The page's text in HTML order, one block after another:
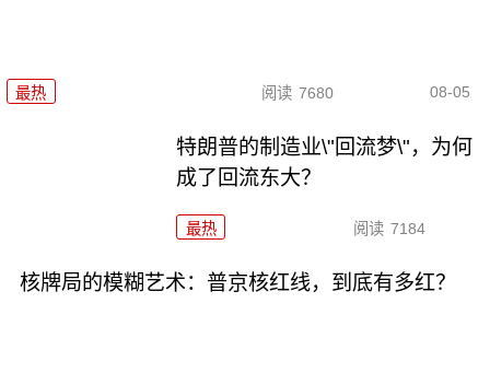
最热 阅读 7680 08-05
特朗普的制造业\"回流梦\"，为何
成了回流东大？
最热 阅读 7184
核牌局的模糊艺术：普京核红线，到底有多红？